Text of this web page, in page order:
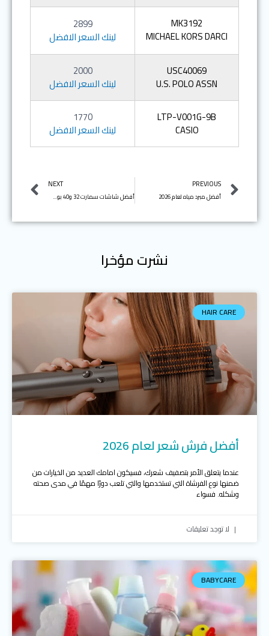
MK3192
MICHAEL KORS DARCI
2899
لينك السعر الافضل
USC40069
U.S. POLO ASSN
2000
لينك السعر الافضل
LTP-V001G-9B
CASIO
1770
لينك السعر الافضل
Prev
PREVIOUS
أفضل مبرد مياه لعام 2026
NEXT
أفضل شاشات سمارت 32 و40 بوصة لعام 2022
نشرت مؤخرا
HAIR CARE
أفضل فرش شعر لعام 2026
عندما يتعلق الأمر بتصفيف شعرك، فسيكون امامك العديد من الخيارات من
ضمنها نوع الفرشاة التي تستخدمها والتي تلعب دورًا مهمًا في مدى صحته
وشكله. فسواء
لا توجد تعليقات
BABYCARE